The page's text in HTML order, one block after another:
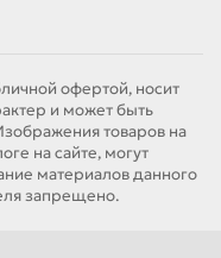
офертой, носит
и может быть
товаров на
на сайте, могут
материалов данного
запрещено.